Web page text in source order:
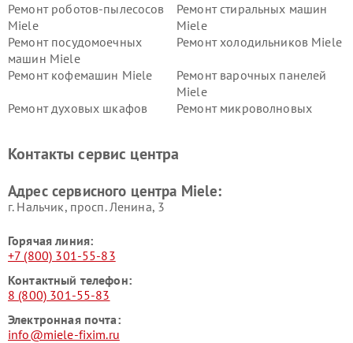
Ремонт роботов-пылесосов
Miele
Ремонт стиральных машин
Miele
Ремонт посудомоечных
машин Miele
Ремонт холодильников Miele
Ремонт кофемашин Miele
Ремонт варочных панелей
Miele
Ремонт духовых шкафов
Ремонт микроволновых
Miele
Miele
пылесосов Miele
Контакты сервис центра
Адрес сервисного центра Miele:
г. Нальчик, просп. Ленина, 3
Горячая линия:
+7 (800) 301-55-83
Контактный телефон:
8 (800) 301-55-83
Электронная почта:
info@miele-fixim.ru